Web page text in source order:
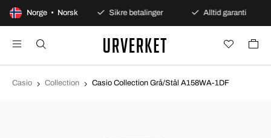
Norge • Norsk
dagers åpent kjøp Sikre betalinger Alltid garanti
Casio Collection Casio Collection Grå/Stål A158WA-1DF